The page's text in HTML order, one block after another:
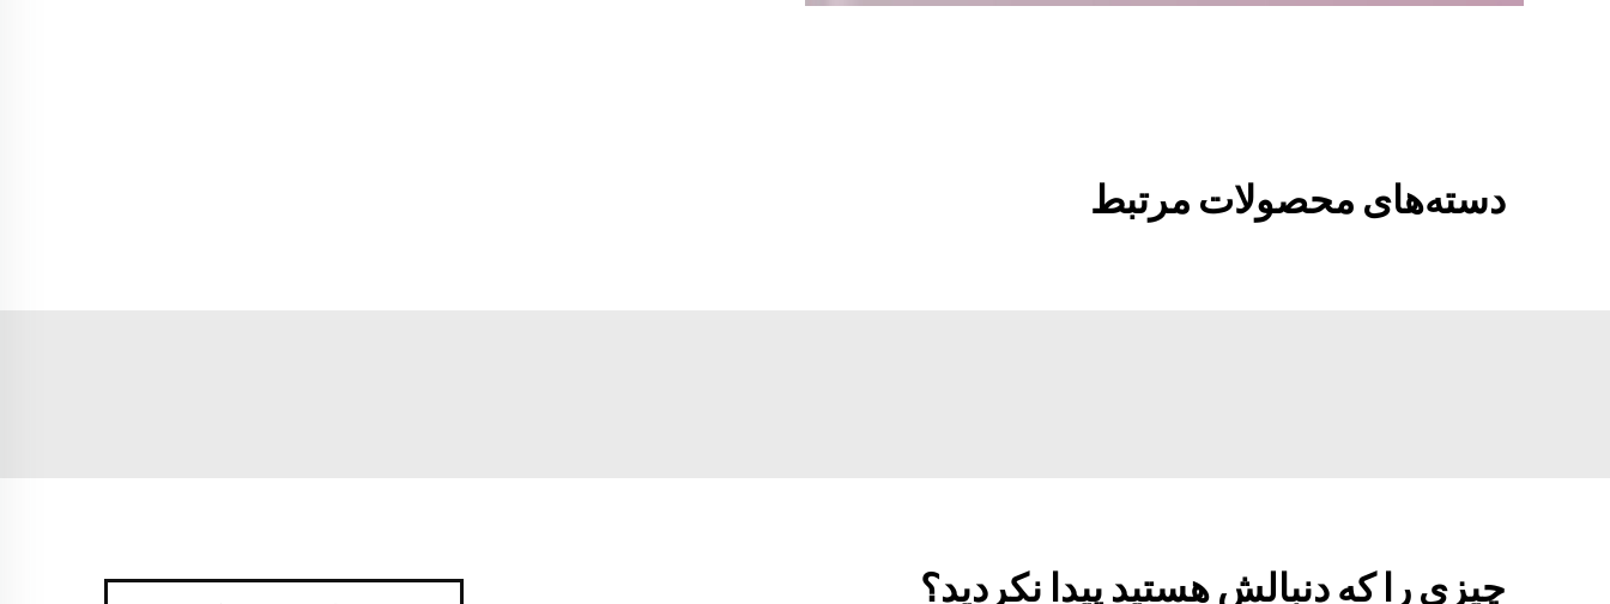
دسته‌های محصولات مرتبط
چیزی را که دنبالش هستید پیدا نکردید؟